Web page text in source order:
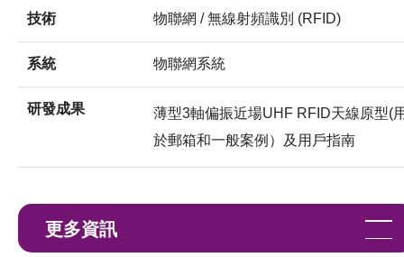
技術 物聯網 / 無線射頻識別 (RFID)
系統 物聯網系統
研發成果
薄型3軸偏振近場UHF RFID天線原型(
於郵箱和一般案例）及用戶指南
更多資訊